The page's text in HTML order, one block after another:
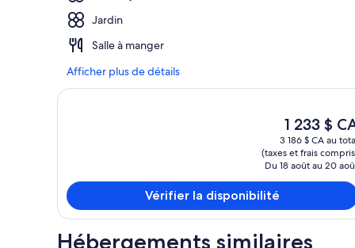
Jardin
Salle à manger
Afficher plus de détails
Le
prix
actuel
est
de 1 233 $ CA
1 233 $
3 186 $ CA au
(taxes et frais
Du 18 août au 20
Vérifier la disponibilité
Hébergements similaires